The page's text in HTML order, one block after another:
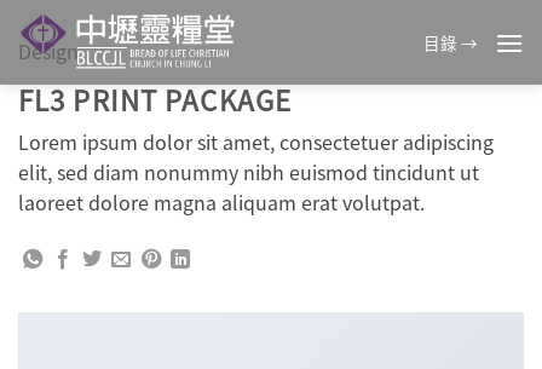
Skip
content
目錄 →
Design
FL3 PRINT PACKAGE
Lorem ipsum dolor sit amet, consectetuer adipiscing
elit, sed diam nonummy nibh euismod tincidunt ut
laoreet dolore magna aliquam erat volutpat.